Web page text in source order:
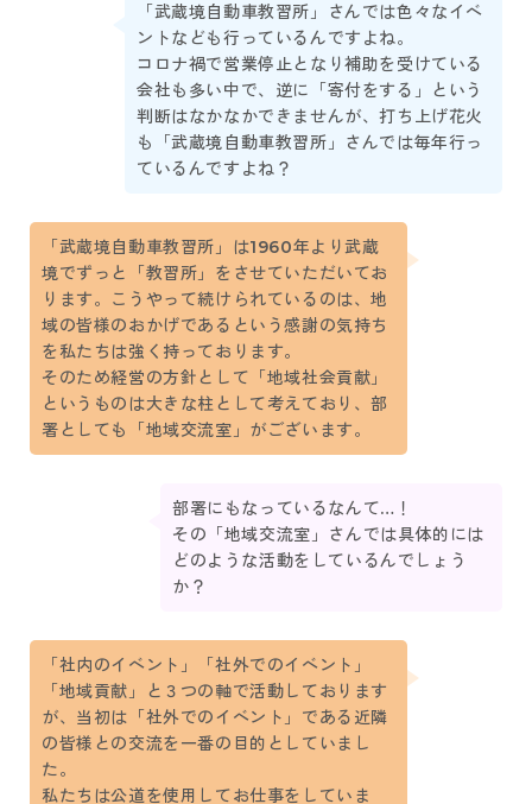
「武蔵境自動車教習所」さんでは色々なイベ
ントなども行っているんですよね。
コロナ禍で営業停止となり補助を受けている
会社も多い中で、逆に「寄付をする」という
判断はなかなかできませんが、打ち上げ花火
も「武蔵境自動車教習所」さんでは毎年行っ
ているんですよね？
「武蔵境自動車教習所」は1960年より武蔵
境でずっと「教習所」をさせていただいてお
ります。こうやって続けられているのは、地
域の皆様のおかげであるという感謝の気持ち
を私たちは強く持っております。
そのため経営の方針として「地域社会貢献」
というものは大きな柱として考えており、部
署としても「地域交流室」がございます。
部署にもなっているなんて…！
その「地域交流室」さんでは具体的には
どのような活動をしているんでしょう
か？
「社内のイベント」「社外でのイベント」
「地域貢献」と３つの軸で活動しております
が、当初は「社外でのイベント」である近隣
の皆様との交流を一番の目的としていまし
た。
私たちは公道を使用してお仕事をしていま